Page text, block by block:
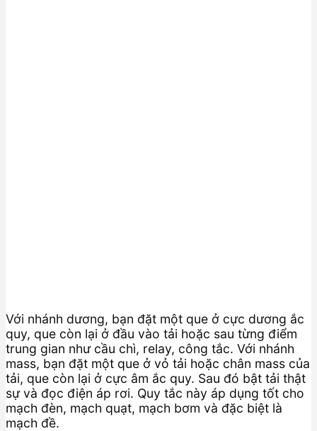
Với nhánh dương, bạn đặt một que ở cực dương ắc
quy, que còn lại ở đầu vào tải hoặc sau từng điểm
trung gian như cầu chì, relay, công tắc. Với nhánh
mass, bạn đặt một que ở vỏ tải hoặc chân mass của
tải, que còn lại ở cực âm ắc quy. Sau đó bật tải thật
sự và đọc điện áp rơi. Quy tắc này áp dụng tốt cho
mạch đèn, mạch quạt, mạch bơm và đặc biệt là
mạch đề.